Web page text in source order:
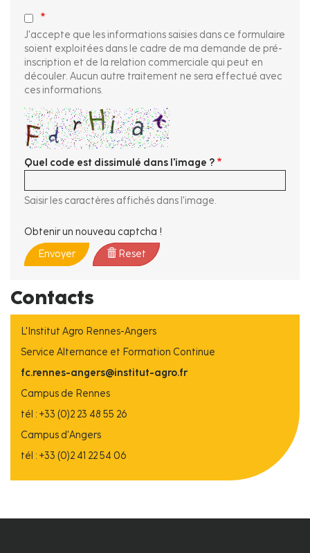
J'accepte que les informations saisies dans ce formulaire
soient exploitées dans le cadre de ma demande de pré-
inscription et de la relation commerciale qui peut en
découler. Aucun autre traitement ne sera effectué avec
ces informations.
Quel code est dissimulé dans l'image ?
Saisir les caractères affichés dans l'image.
Obtenir un nouveau captcha !
Envoyer
Reset
Contacts
L'Institut Agro Rennes-Angers
Service Alternance et Formation Continue
fc.rennes-angers@institut-agro.fr
Campus de Rennes
tél : +33 (0)2 23 48 55 26
Campus d'Angers
tél : +33 (0)2 41 22 54 06